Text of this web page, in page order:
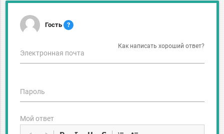
Гость ?
Как написать хороший ответ?
Электронная почта
Пароль
Мой ответ